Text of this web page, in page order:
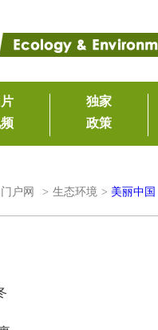
户网 > 生态环境 > 美丽中国